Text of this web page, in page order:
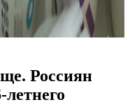
Россиян
летнего